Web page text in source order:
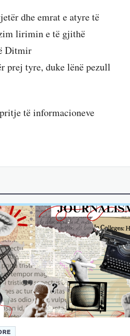
dhe emrat e atyre të
lirimin e të gjithë
Ditmir
prej tyre, duke lënë pezull
të informacioneve